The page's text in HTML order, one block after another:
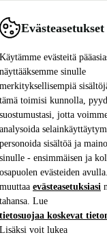
Evästeasetukset
Käytämme evästeitä
näyttääksemme sinulle
merkityksellisempiä
tämä toimisi kunnolla,
suostumustasi, jotta
analysoida
personoida sisältöä ja
sinulle - ensimmäisen ja
osapuolen evästeiden
muuttaa evästeasetuksiasi
tahansa. Lue
tietosuojaa koskevat
Lisäksi voit lukea
Myy Apua
Matkapuhelimet ja
1 potta